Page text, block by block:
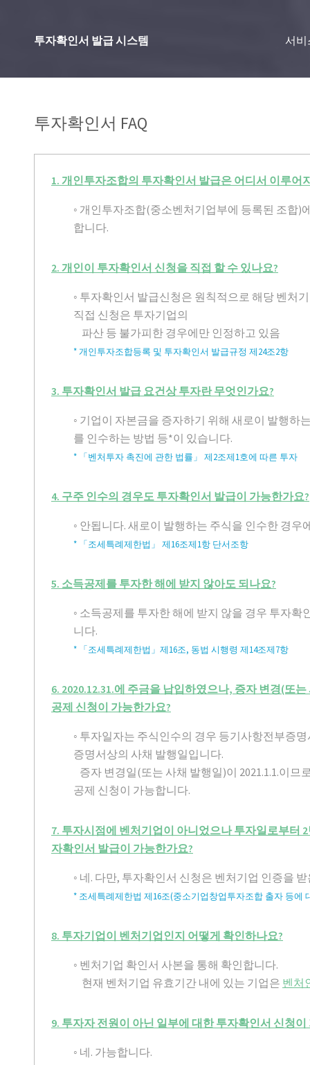
투자확인서 발급 시스템 서비
투자확인서 FAQ
1. 개인투자조합의 투자확인서 발급은 어디서 이루어
◦ 개인투자조합(중소벤처기업부에 등록된 조합
합니다.
2. 개인이 투자확인서 신청을 직접 할 수 있나요?
◦ 투자확인서 발급신청은 원칙적으로 해당 벤처
직접 신청은 투자기업의
파산 등 불가피한 경우에만 인정하고 있음
* 개인투자조합등록 및 투자확인서 발급규정 제24조2항
3. 투자확인서 발급 요건상 투자란 무엇인가요?
◦ 기업이 자본금을 증자하기 위해 새로이 발행하
를 인수하는 방법 등*이 있습니다.
* 「벤처투자 촉진에 관한 법률」 제2조제1호에 따른 투자
4. 구주 인수의 경우도 투자확인서 발급이 가능한가요?
◦ 안됩니다. 새로이 발행하는 주식을 인수한 경우
* 「조세특례제한법」 제16조제1항 단서조항
5. 소득공제를 투자한 해에 받지 않아도 되나요?
◦ 소득공제를 투자한 해에 받지 않을 경우 투자
니다.
* 「조세특례제한법」제16조, 동법 시행령 제14조제7항
6. 2020.12.31.에 주금을 납입하였으나, 증자 변경(또
공제 신청이 가능한가요?
◦ 투자일자는 주식인수의 경우 등기사항전부증
증명서상의 사채 발행일입니다.
증자 변경일(또는 사채 발행일)이 2021.1.1.이
공제 신청이 가능합니다.
7. 투자시점에 벤처기업이 아니었으나 투자일로부터
자확인서 발급이 가능한가요?
◦ 네. 다만, 투자확인서 신청은 벤처기업 인증을
* 조세특례제한법 제16조(중소기업창업투자조합 출자 등에
8. 투자기업이 벤처기업인지 어떻게 확인하나요?
◦ 벤처기업 확인서 사본을 통해 확인합니다.
현재 벤처기업 유효기간 내에 있는 기업은 벤처
9. 투자자 전원이 아닌 일부에 대한 투자확인서 신청
◦ 네. 가능합니다.